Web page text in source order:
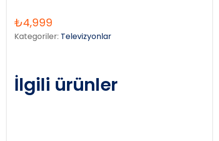
₺4,999
Kategoriler: Televizyonlar
İlgili ürünler